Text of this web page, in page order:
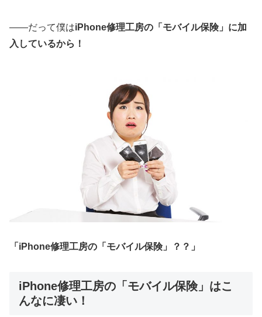
――だって僕はiPhone修理工房の「モバイル保険」に加
入しているから！
「iPhone修理工房の「モバイル保険」？？」
iPhone修理工房の「モバイル保険」はこ
んなに凄い！